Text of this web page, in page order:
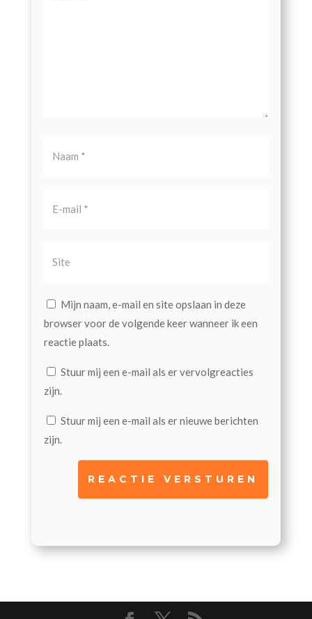
Mijn naam, e-mail en site opslaan in deze
browser voor de volgende keer wanneer ik een
reactie plaats.
Stuur mij een e-mail als er vervolgreacties
zijn.
Stuur mij een e-mail als er nieuwe berichten
zijn.
REACTIE VERSTUREN